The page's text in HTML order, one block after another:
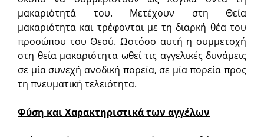
μακαριότητά του. Μετέχουν στη Θεία
μακαριότητα και τρέφονται με τη διαρκή θέα του
προσώπου του Θεού. Ωστόσο αυτή η συμμετοχή
στη θεία μακαριότητα ωθεί τις αγγελικές δυνάμεις
σε μία συνεχή ανοδική πορεία, σε μία πορεία προς
τη πνευματική τελειότητα.
Φύση και Χαρακτηριστικά των αγγέλων